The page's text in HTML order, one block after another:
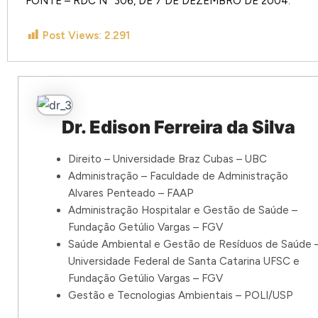
Post Views: 2.291
Dr. Edison Ferreira da Silva
Direito – Universidade Braz Cubas – UBC
Administração – Faculdade de Administração
Alvares Penteado – FAAP
Administração Hospitalar e Gestão de Saúde –
Fundação Getúlio Vargas – FGV
Saúde Ambiental e Gestão de Resíduos de Saúde
Universidade Federal de Santa Catarina UFSC e
Fundação Getúlio Vargas – FGV
Gestão e Tecnologias Ambientais – POLI/USP